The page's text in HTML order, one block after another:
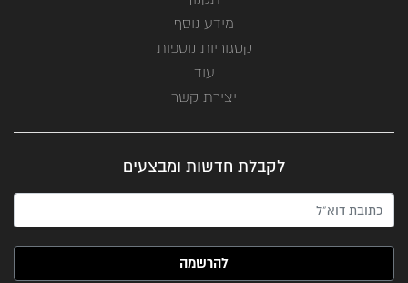
מידע נוסף
קטגוריות נוספות
עוד
יצירת קשר
לקבלת חדשות ומבצעים
האימייל שלך (חובה)